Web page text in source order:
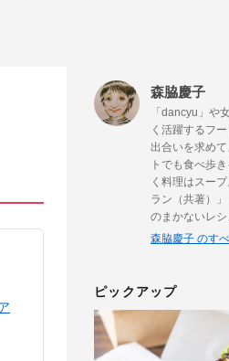
森脇慶子
「dancyu」や
く活躍するフ
出合いを求め
トでも食べ歩
く料理はスー
ラン（共著）
のまかないレシ
森脇慶子 のす
ピックアップ